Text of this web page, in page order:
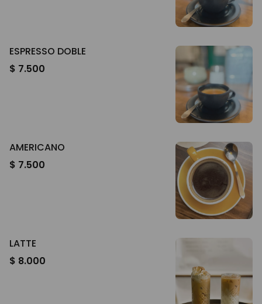
ESPRESSO DOBLE
$ 7.500
AMERICANO
$ 7.500
LATTE
$ 8.000